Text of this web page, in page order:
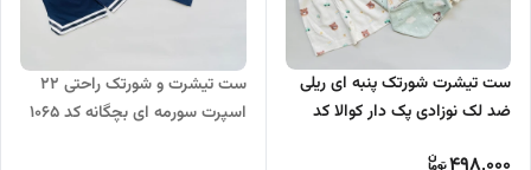
ست تیشرت شورتک پنبه ای ریلی
ضد لک نوزادی پک دار کوالا کد
ست تیشرت و شورتک راحتی 22
اسپرت سورمه ای بچگانه کد 1065